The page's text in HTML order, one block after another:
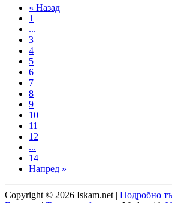
« Назад
1
...
3
4
5
6
7
8
9
10
11
12
...
14
Напред »
Copyright © 2026 Iskam.net | Подробно